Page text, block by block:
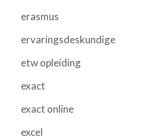
erasmus
ervaringsdeskundige
etw opleiding
exact
exact online
excel